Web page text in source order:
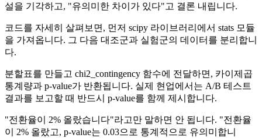
설을 기각하고, "유의미한 차이가 있다"고 결론 내립니다.
코드를 자세히 살펴보면, 먼저 scipy 라이브러리에서 stats 모듈
을 가져옵니다. 그 다음 대조군과 실험군의 데이터를 분리합니
다.
분할표를 만들고 chi2_contingency 함수에 전달하면, 카이제곱
통계량과 p-value가 반환됩니다. 실제 현업에서는 A/B 테스트
결과를 보고할 때 반드시 p-value를 함께 제시합니다.
"전환율이 2% 올랐습니다"라고만 말하면 안 됩니다. "전환율
이 2% 올랐고, p-value는 0.03으로 통계적으로 유의미합니